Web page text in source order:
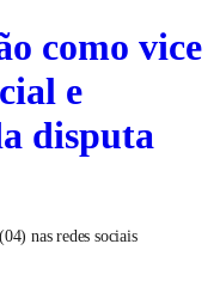
como vice
e
disputa
nas redes sociais